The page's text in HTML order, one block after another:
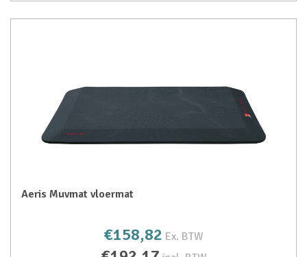
Aeris Muvmat vloermat
€158,82 Ex. BTW